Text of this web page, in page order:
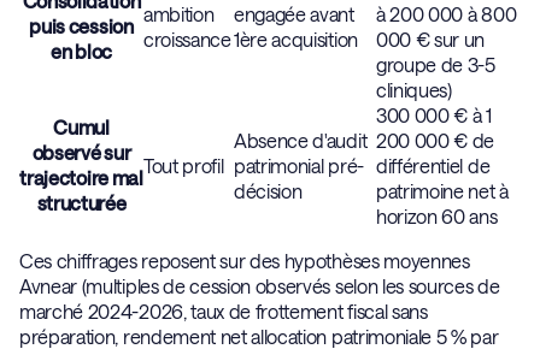
puis cession
en bloc
ambition
croissance
engagée avant
1ère acquisition
à 200 000 à 800
000 € sur un
groupe de 3-5
cliniques)
Cumul
observé sur
trajectoire mal
structurée
Tout profil
Absence d'audit
patrimonial pré-
décision
300 000 € à 1
200 000 € de
différentiel de
patrimoine net à
horizon 60 ans
Ces chiffrages reposent sur des hypothèses moyennes
Avnear (multiples de cession observés selon les sources de
marché 2024-2026, taux de frottement fiscal sans
préparation, rendement net allocation patrimoniale 5 % par